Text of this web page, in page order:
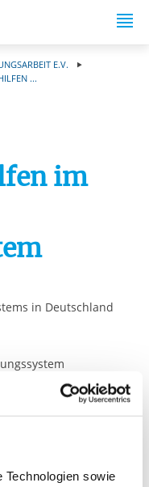
sowie
E.V.
...
im
in Deutschland
Praktikums- oder